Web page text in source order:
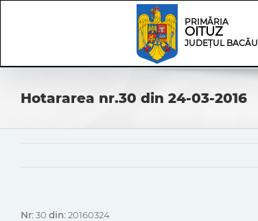
PRIMĂRIA
OITUZ
JUDEȚUL BACĂU
Hotararea nr.30 din 24-03-2016
Nr:30 din:20160324